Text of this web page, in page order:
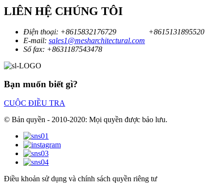
LIÊN HỆ CHÚNG TÔI
Điện thoại: +8615832176729
+8615131895520
E-mail: sales1@mesharchitectural.com
Số fax: +8631187543478
Bạn muốn biết gì?
CUỘC ĐIỀU TRA
© Bản quyền - 2010-2020: Mọi quyền được bảo lưu.
Điều khoản sử dụng và chính sách quyền riêng tư